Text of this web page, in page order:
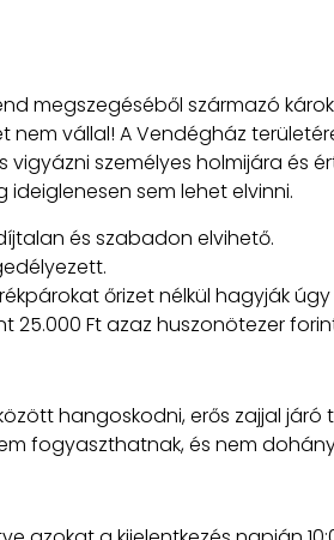
megszegéséből származó
vállal! A Vendégház
személyes holmijára és
sem lehet elvinni.
és szabadon elvihető.
őrizet nélkül hagyják
Ft azaz huszonötezer
hangoskodni, erős zajjal
fogyaszthatnak, és nem